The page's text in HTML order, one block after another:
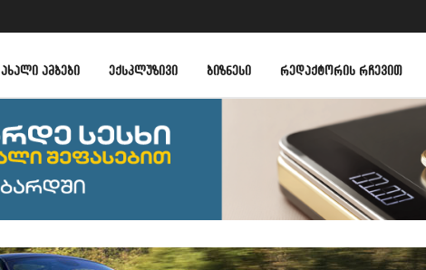
ᲐᲮᲐᲚᲘ ᲐᲛᲑᲔᲑᲘ ᲔᲥᲡᲙᲚᲣᲖᲘᲕᲘ ᲑᲘᲖᲜᲔᲡᲘ ᲠᲔᲓᲐᲥᲢᲝᲠᲘᲡ ᲠᲩᲔᲕᲘᲗ